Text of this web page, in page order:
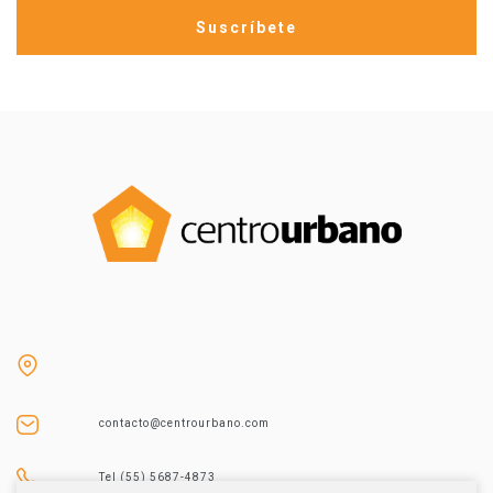
contacto@centrourbano.com
Tel (55) 5687-4873